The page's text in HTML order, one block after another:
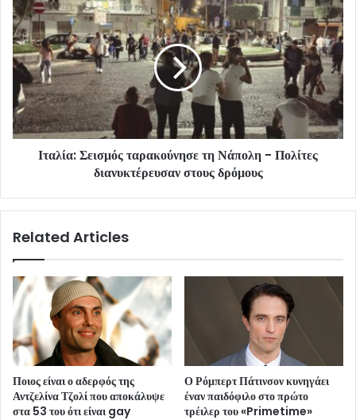
Ιταλία: Σεισμός ταρακούνησε τη Νάπολη - Πολίτες
διανυκτέρευσαν στους δρόμους
Related Articles
Ποιος είναι ο αδερφός της
Αντζελίνα Τζολί που αποκάλυψε
στα 53 του ότι είναι gay
Ο Ρόμπερτ Πάτινσον κυνηγάει
έναν παιδόφιλο στο πρώτο
τρέιλερ του «Primetime»